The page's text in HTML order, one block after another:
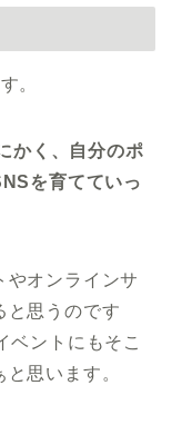
。
かく、自分のポ
を育てていっ
やオンラインサ
と思うのです
ベントにもそこ
思います。